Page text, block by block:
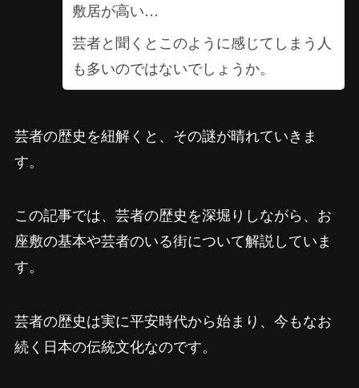
敷居が高い…
芸者と聞くとこのように感じてしまう人
も多いのではないでしょうか。
芸者の歴史を紐解くと、その謎が晴れていきま
す。
この記事では、芸者の歴史を深堀りしながら、お
座敷の基本や芸者のいる街について解説していま
す。
芸者の歴史は実に平安時代から始まり、今もなお
続く日本の伝統文化なのです。